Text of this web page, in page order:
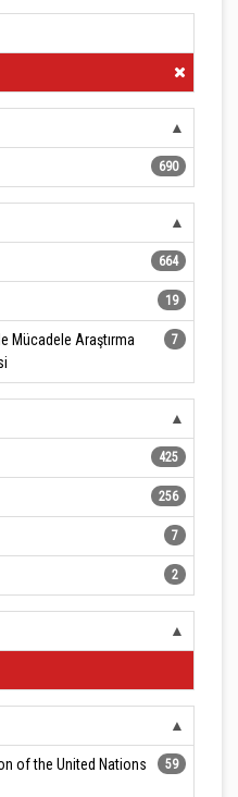
690
664
19
Mücadele Araştırma
7
425
256
7
2
of the United Nations
59